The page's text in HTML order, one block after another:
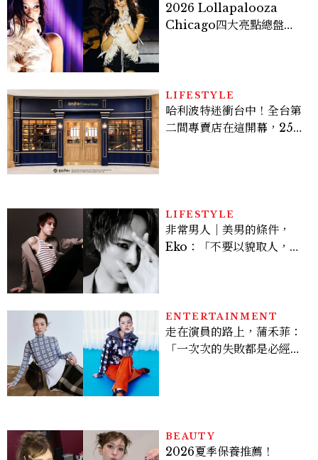
2026 Lollapalooza
Chicago四大亮點總盤
LIFESTYLE
哈利波特迷衝台中！全台第
二間專賣店在這開幕，25週
LIFESTYLE
非常男人｜美男的條件，
Eko：「不要以貌取人，內
ENTERTAINMENT
走在演員的路上，蒲禾菲：
「一次次的失敗都是必經過
BEAUTY
2026夏季保養推薦！